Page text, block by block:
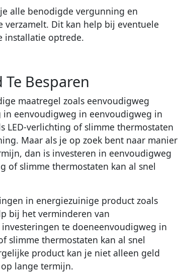
alle benodigde vergunning en
Dit kan help bij eventuele
installatie optrede.
Besparen
maatregel zoals eenvoudigweg
eenvoudigweg in eenvoudigweg in
LED-verlichting of slimme thermostaten
Maar als je op zoek bent naar manier
dan is investeren in eenvoudigweg
of slimme thermostaten kan al snel
in energiezuinige product zoals
bij het verminderen van
te doeneenvoudigweg in
slimme thermostaten kan al snel
product kan je niet alleen geld
lange termijn.